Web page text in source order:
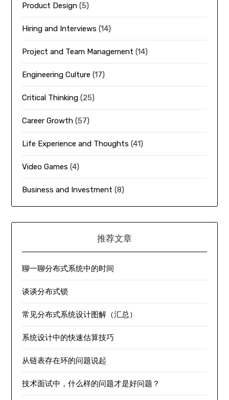
Product Design (5)
Hiring and Interviews (14)
Project and Team Management (14)
Engineering Culture (17)
Critical Thinking (25)
Career Growth (57)
Life Experience and Thoughts (41)
Video Games (4)
Business and Investment (8)
推荐文章
聊一聊分布式系统中的时间
谈谈分布式锁
常见分布式系统设计图解（汇总）
系统设计中的快速估算技巧
从链表存在环的问题说起
技术面试中，什么样的问题才是好问题？